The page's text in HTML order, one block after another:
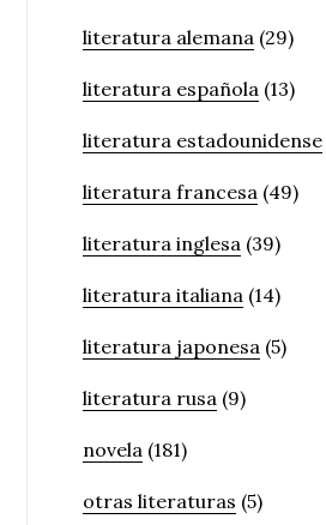
literatura alemana (29)
literatura española (13)
literatura estadounidense
literatura francesa (49)
literatura inglesa (39)
literatura italiana (14)
literatura japonesa (5)
literatura rusa (9)
novela (181)
otras literaturas (5)